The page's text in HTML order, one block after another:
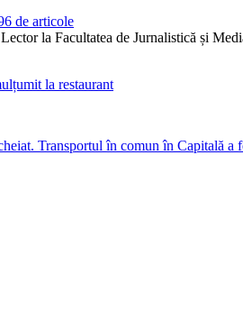
de articole
la Facultatea de Jurnalistică și
la restaurant
Transportul în comun în Capitală a